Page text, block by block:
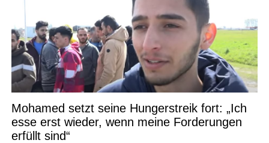
Mohamed setzt seine Hungerstreik fort: „Ich
esse erst wieder, wenn meine Forderungen
erfüllt sind“